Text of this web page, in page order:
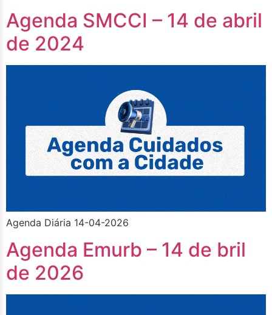
Agenda SMCCI – 14 de abril
de 2024
Agenda Diária 14-04-2026
Agenda Emurb – 14 de bril
de 2026